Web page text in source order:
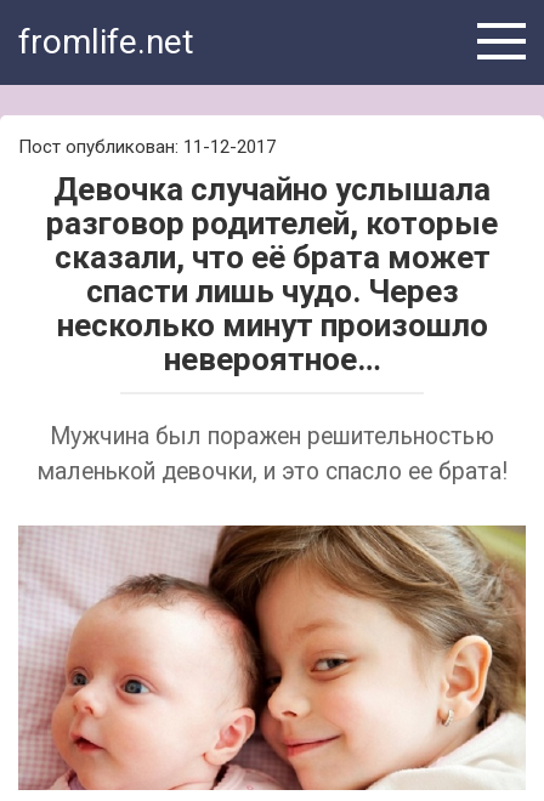
fromlife.net
Пост опубликован: 11-12-2017
Девочка случайно услышала
разговор родителей, которые
сказали, что её брата может
спасти лишь чудо. Через
несколько минут произошло
невероятное…
Мужчина был поражен решительностью
маленькой девочки, и это спасло ее брата!